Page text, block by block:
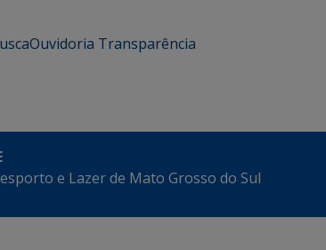
Ouvidoria Transparência
e Lazer de Mato Grosso do Sul